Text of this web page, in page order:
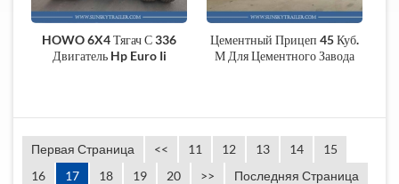
HOWO 6X4 Тягач С 336
Двигатель Hp Euro Ii
Цементный Прицеп 45 Куб.
М Для Цементного Завода
Первая Страница << 11 12 13 14
15
16
17 18 19 20 >> Последняя Страница